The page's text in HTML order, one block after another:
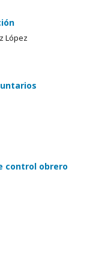
López
control obrero